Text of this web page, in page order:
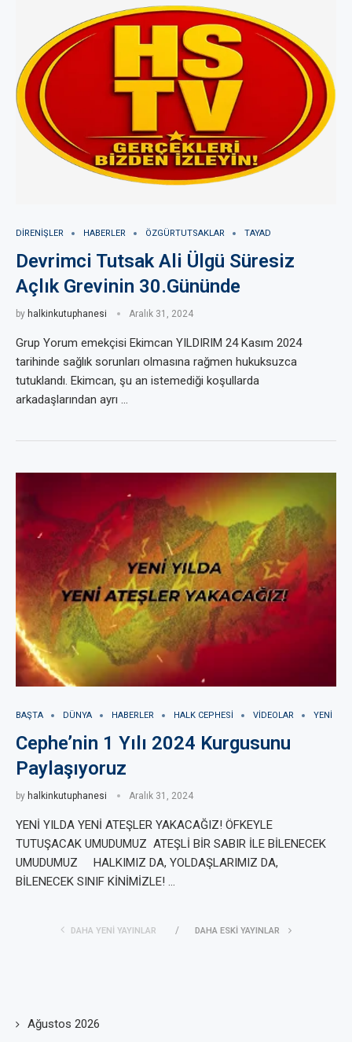
DIRENIŞLER HABERLER ÖZGÜRTUTSAKLAR TAYAD
Devrimci Tutsak Ali Ülgü Süresiz
Açlık Grevinin 30.Gününde
by halkinkutuphanesi Aralık 31, 2024
Grup Yorum emekçisi Ekimcan YILDIRIM 24 Kasım 2024
tarihinde sağlık sorunları olmasına rağmen hukuksuzca
tutuklandı. Ekimcan, şu an istemediği koşullarda
arkadaşlarından ayrı …
BAŞTA DÜNYA HABERLER HALK CEPHESI VIDEOLAR YENI
Cephe’nin 1 Yılı 2024 Kurgusunu
Paylaşıyoruz
by halkinkutuphanesi Aralık 31, 2024
YENİ YILDA YENİ ATEŞLER YAKACAĞIZ! ÖFKEYLE
TUTUŞACAK UMUDUMUZ ATEŞLİ BİR SABIR İLE BİLENECEK
UMUDUMUZ HALKIMIZ DA, YOLDAŞLARIMIZ DA,
BİLENECEK SINIF KİNİMİZLE! …
DAHA YENI YAYINLAR DAHA ESKI YAYINLAR
Ağustos 2026